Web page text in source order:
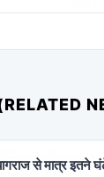
से मात्र